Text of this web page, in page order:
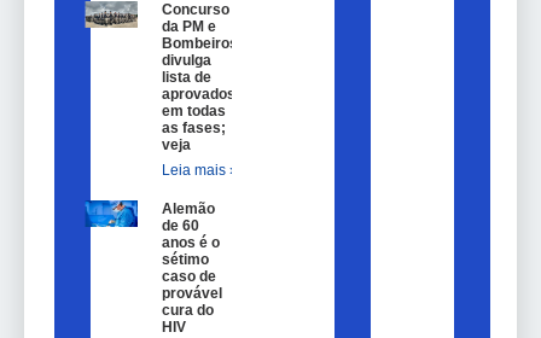
Concurso
da PM e
Bombeiros
divulga
lista de
aprovados
em todas
as fases;
veja
Leia mais »
Alemão
de 60
anos é o
sétimo
caso de
provável
cura do
HIV